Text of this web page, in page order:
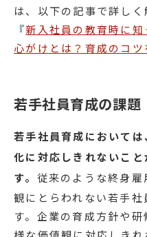
は、以下の記事で詳しく
『新入社員の教育時に知
心がけとは？育成のコツ
若手社員育成の課題
若手社員育成において
化に対応しきれないこ
す。 従来のような終身
観にとらわれない若手
す。企業の育成方針や